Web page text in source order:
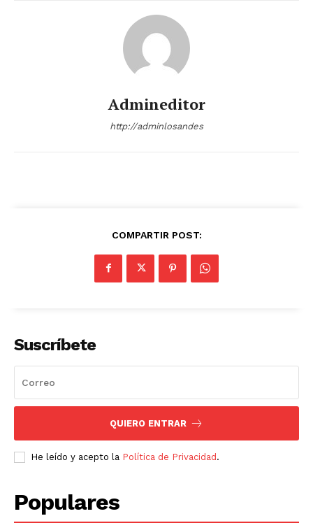
Admineditor
http://adminlosandes
COMPARTIR POST:
Suscríbete
QUIERO ENTRAR
He leído y acepto la Política de Privacidad.
Populares